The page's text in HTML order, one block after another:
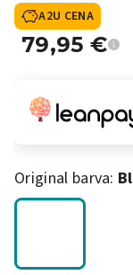
A2U CENA
79,95 €
Original barva: